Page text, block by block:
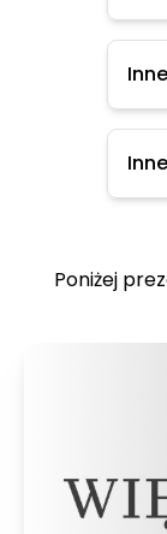
Poniżej